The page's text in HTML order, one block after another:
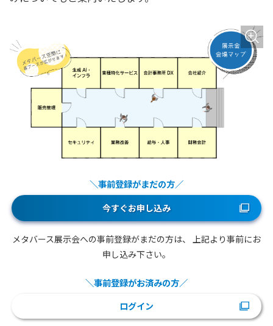
＼事前登録がまだの方／
今すぐお申し込み
メタバース展示会への事前登録がまだの方は、
上記より事前にお
申し込み下さい。
＼事前登録がお済みの方／
ログイン